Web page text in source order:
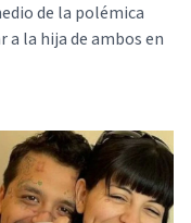
de la polémica
a la hija de ambos en